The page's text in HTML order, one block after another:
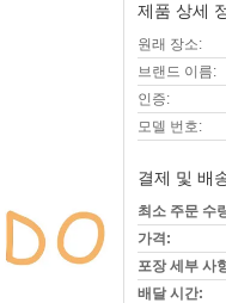
제품 상세
원래 장소:
브랜드 이름:
인증:
모델 번호:
결제 및 배
최소 주문 수
가격:
포장 세부 사
배달 시간: